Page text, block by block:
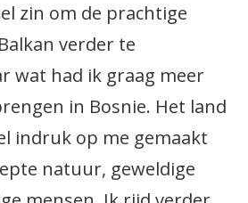
zin om de prachtige
verder te
wat had ik graag meer
in Bosnie. Het land
indruk op me gemaakt
natuur, geweldige